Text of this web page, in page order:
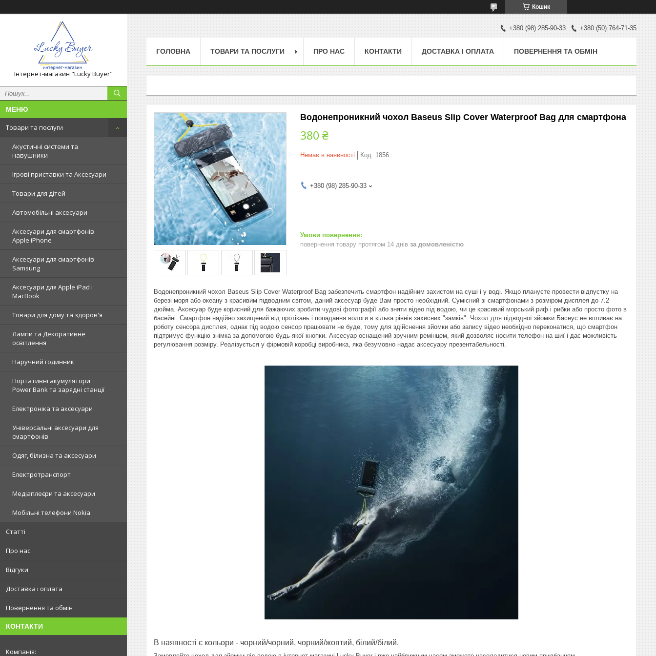
Кошик
Інтернет-магазин "Lucky Buyer"
Товари та послуги
Акустичні системи та
навушники
Ігрові приставки та Аксесуари
Товари для дітей
Автомобільні аксесуари
Аксесуари для смартфонів
Apple iPhone
Аксесуари для смартфонів
Samsung
Аксесуари для Apple iPad і
MacBook
Товари для дому та здоров'я
Лампи та Декоративне
освітлення
Наручний годинник
Портативні акумулятори
Power Bank та зарядні станції
Електроніка та аксесуари
Універсальні аксесуари для
смартфонів
Одяг, білизна та аксесуари
Електротранспорт
Медіаплеєри та аксесуари
Мобільні телефони Nokia
Статті
Про нас
Відгуки
Доставка і оплата
Повернення та обмін
КОНТАКТИ
+380 (98) 285-90-33 +380 (50) 764-71-35
ГОЛОВНА ТОВАРИ ТА ПОСЛУГИ ПРО НАС КОНТАКТИ ДОСТАВКА І ОПЛАТА ПОВЕРНЕННЯ ТА ОБМІН
Водонепроникний чохол Baseus Slip Cover Waterproof Bag для смартфона
380 ₴
Немає в наявності Код: 1856
+380 (98) 285-90-33
повернення товару протягом 14 днів за домовленістю
Водонепроникний чохол Baseus Slip Cover Waterproof Bag забезпечить смартфон надійним захистом на суші і у воді. Якщо плануєте провести відпустку на
березі моря або океану з красивим підводним світом, даний аксесуар буде Вам просто необхідний. Сумісний зі смартфонами з розміром дисплея до 7.2
дюйма. Аксесуар буде корисний для бажаючих зробити чудові фотографії або зняти відео під водою, чи це красивий морський риф і рибки або просто фото в
басейні. Смартфон надійно захищений від протікань і попадання вологи в кілька рівнів захисних "замків". Чохол для підводної зйомки Басеус не впливає на
роботу сенсора дисплея, однак під водою сенсор працювати не буде, тому для здійснення зйомки або запису відео необхідно переконатися, що смартфон
підтримує функцію знімка за допомогою будь-якої кнопки. Аксесуар оснащений зручним ремінцем, який дозволяє носити телефон на шиї і дає можливість
регулювання розміру. Реалізується у фірмовій коробці виробника, яка безумовно надає аксесуару презентабельності.
В наявності є кольори - чорний/чорний, чорний/жовтий, білий/білий.